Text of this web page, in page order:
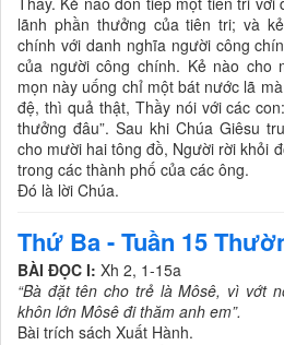
lãnh phần thưởng của tiên tri; và
chính với danh nghĩa người công
của người công chính. Kẻ nào cho
mọn này uống chỉ một bát nước lã
đệ, thì quả thật, Thầy nói với các
thưởng đâu”. Sau khi Chúa Giêsu
cho mười hai tông đồ, Người rời khỏi
trong các thành phố của các ông.
Đó là lời Chúa.
Thứ Ba - Tuần 15
BÀI ĐỌC I: Xh 2, 1-15a
“Bà đặt tên cho trẻ là Môsê, vì vớt
khôn lớn Môsê đi thăm anh em”.
Bài trích sách Xuất Hành.